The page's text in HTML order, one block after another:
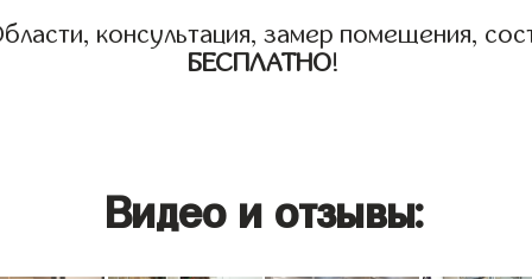
консультация, замер помещения,
БЕСПЛАТНО!
Видео и отзывы: